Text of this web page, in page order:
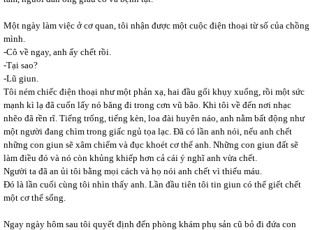
Một ngày làm việc ở cơ quan, tôi nhận được một cuộc điện thoại từ số của chồng
mình.
-Cô về ngay, anh ấy chết rồi.
-Tại sao?
-Lũ giun.
Tôi ném chiếc điện thoại như một phản xạ, hai đầu gối khụy xuống, rồi một sức
mạnh kì lạ đã cuốn lấy nó băng đi trong cơn vũ bão. Khi tôi về đến nơi nhạc
nhẽo đã rền rĩ. Tiếng trống, tiếng kèn, loa đài huyên náo, anh nằm bất động như
một người đang chìm trong giấc ngủ tọa lạc. Đã có lần anh nói, nếu anh chết
những con giun sẽ xâm chiếm và đục khoét cơ thể anh. Những con giun đất sẽ
làm điều đó và nó còn khủng khiếp hơn cả cái ý nghĩ anh vừa chết.
Người ta đã an ủi tôi bằng mọi cách và họ nói anh chết vì thiếu máu.
Đó là lần cuối cùng tôi nhìn thấy anh. Lần đầu tiên tôi tin giun có thể giết chết
một cơ thể sống.
Ngay ngày hôm sau tôi quyết định đến phòng khám phụ sản cũ bỏ đi đứa con